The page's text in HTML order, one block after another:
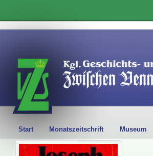
Start Monatszeitschrift Museum